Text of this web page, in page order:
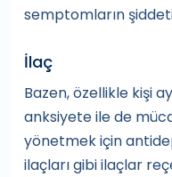
semptomların
İlaç
Bazen, özellikle kişi
anksiyete ile de
yönetmek için
ilaçları gibi ilaçlar